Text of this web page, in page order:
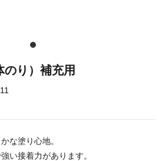
のり）補充用
な塗り心地。
い接着力があります。